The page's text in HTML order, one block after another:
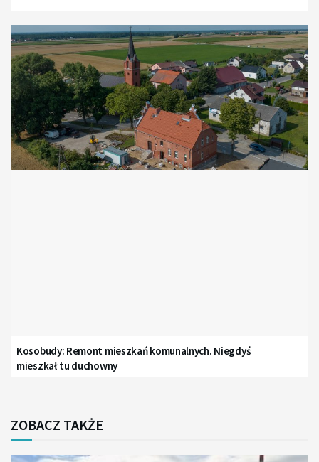
Kosobudy: Remont mieszkań komunalnych. Niegdyś
mieszkał tu duchowny
ZOBACZ TAKŻE